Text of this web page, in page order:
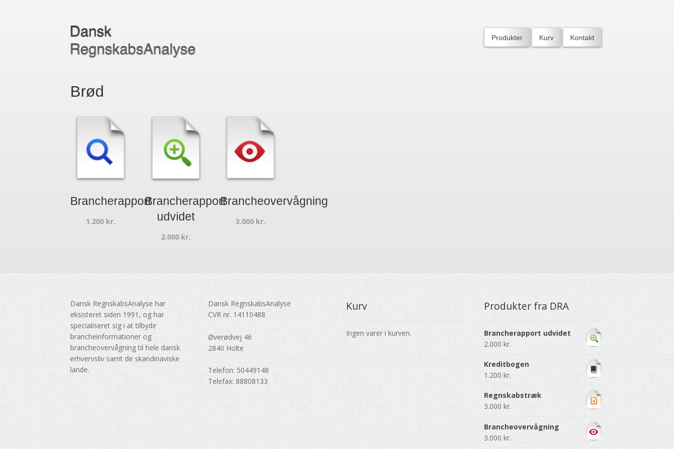
Produkter Kurv Kontakt
Brød
Brancherapport
1.200 kr.
Brancherapport
udvidet
2.000 kr.
Brancheovervågning
3.000 kr.
Dansk RegnskabsAnalyse har
eksisteret siden 1991, og har
specialiseret sig i at tilbyde
brancheinformationer og
brancheovervågning til hele dansk
erhvervsliv samt de skandinaviske
lande.
Dansk RegnskabsAnalyse
CVR nr. 14110488
Øverødvej 46
2840 Holte
Telefon: 50449148
Telefax: 88808133
Kurv
Ingen varer i kurven.
Produkter fra DRA
Brancherapport udvidet
2.000kr.
Kreditbogen
1.200kr.
Regnskabstræk
3.000kr.
Brancheovervågning
3.000kr.